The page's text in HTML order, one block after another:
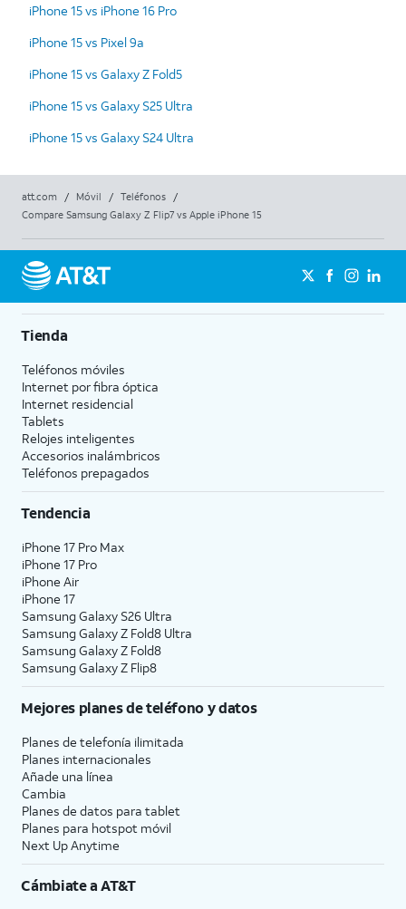
iPhone 15 vs iPhone 16 Pro
iPhone 15 vs Pixel 9a
iPhone 15 vs Galaxy Z Fold5
iPhone 15 vs Galaxy S25 Ultra
iPhone 15 vs Galaxy S24 Ultra
att.com / Móvil / Teléfonos
/
Compare Samsung Galaxy Z Flip7 vs Apple iPhone 15
Tienda
Teléfonos móviles
Internet por fibra óptica
Internet residencial
Tablets
Relojes inteligentes
Accesorios inalámbricos
Teléfonos prepagados
Tendencia
iPhone 17 Pro Max
iPhone 17 Pro
iPhone Air
iPhone 17
Samsung Galaxy S26 Ultra
Samsung Galaxy Z Fold8 Ultra
Samsung Galaxy Z Fold8
Samsung Galaxy Z Flip8
Mejores planes de teléfono y datos
Planes de telefonía ilimitada
Planes internacionales
Añade una línea
Cambia
Planes de datos para tablet
Planes para hotspot móvil
Next Up Anytime
Cámbiate aAT&T